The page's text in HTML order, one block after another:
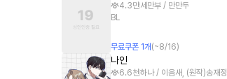
4.3만세만부 / 만만두
BL
무료쿠폰 1개 (~8/16)
나인
6.6천하나 / 이음새, (원작)송재정